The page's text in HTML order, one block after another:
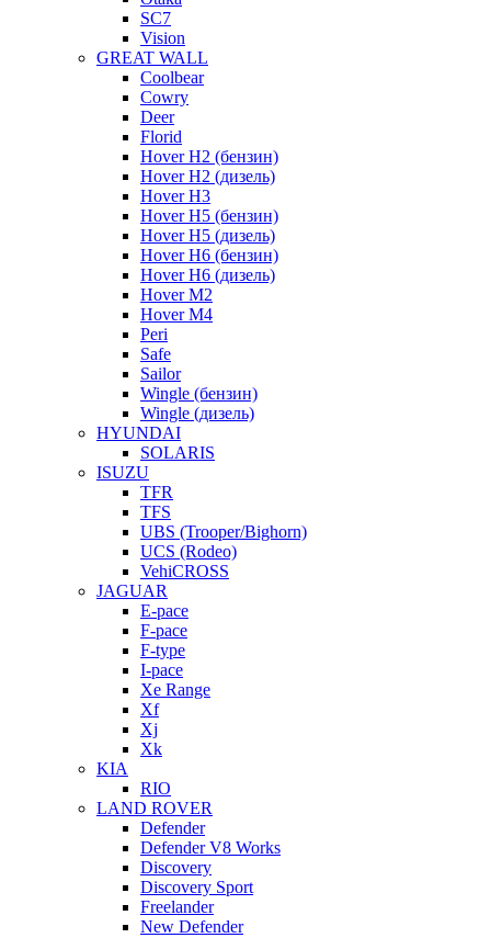
SC7
Vision
GREAT WALL
Coolbear
Cowry
Deer
Florid
Hover H2 (бензин)
Hover H2 (дизель)
Hover H3
Hover H5 (бензин)
Hover H5 (дизель)
Hover H6 (бензин)
Hover H6 (дизель)
Hover M2
Hover M4
Peri
Safe
Sailor
Wingle (бензин)
Wingle (дизель)
HYUNDAI
SOLARIS
ISUZU
TFR
TFS
UBS (Trooper/Bighorn)
UCS (Rodeo)
VehiCROSS
JAGUAR
E-pace
F-pace
F-type
I-pace
Xe Range
Xf
Xj
Xk
KIA
RIO
LAND ROVER
Defender
Defender V8 Works
Discovery
Discovery Sport
Freelander
New Defender